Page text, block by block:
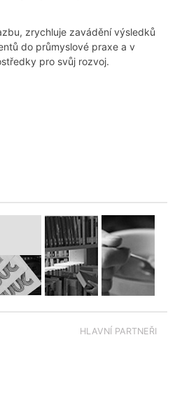
zrychluje zavádění výsledků
do průmyslové praxe a v
pro svůj rozvoj.
HLAVNÍ PARTNEŘI